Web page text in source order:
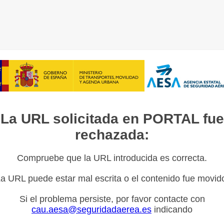
La URL solicitada en PORTAL fue
rechazada:
Compruebe que la URL introducida es correcta.
URL puede estar mal escrita o el contenido fue
Si el problema persiste, por favor contacte con
cau.aesa@seguridadaerea.es indicando